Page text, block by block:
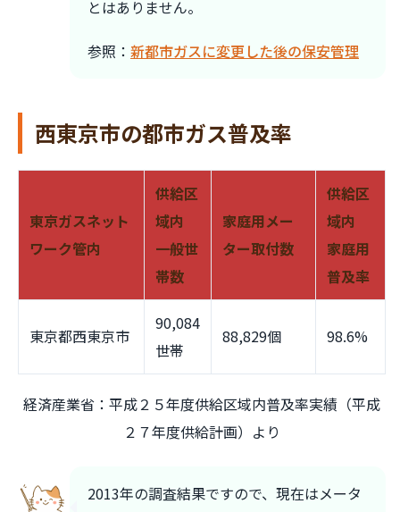
とはありません。
参照： 新都市ガスに変更した後の保安管理
西東京市の都市ガス普及率
東京ガスネット
ワーク管内
供給区
域内
一般世
帯数
家庭用メー
ター取付数
供給区
域内
家庭用
普及率
東京都西東京市
90,084
世帯
88,829個 98.6%
経済産業省：平成２５年度供給区域内普及率実績（平成
２７年度供給計画）より
2013年の調査結果ですので、現在はメータ